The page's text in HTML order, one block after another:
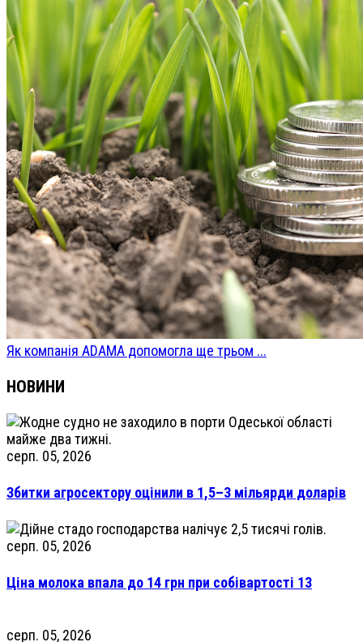
Як компанія ADAMA допомогла ще трьом ...
НОВИНИ
серп. 05, 2026
Збитки агросектору оцінили в 1,5–3 мільярди доларів
серп. 05, 2026
Ціна молока впала до 14 грн при собівартості 13
серп. 05, 2026